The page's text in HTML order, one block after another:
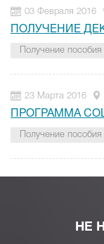
03 Февраля 2016
ПОЛУЧЕНИЕ
Получение пособия
23 Марта 2016
ПРОГРАММА
Получение пособия
НЕ